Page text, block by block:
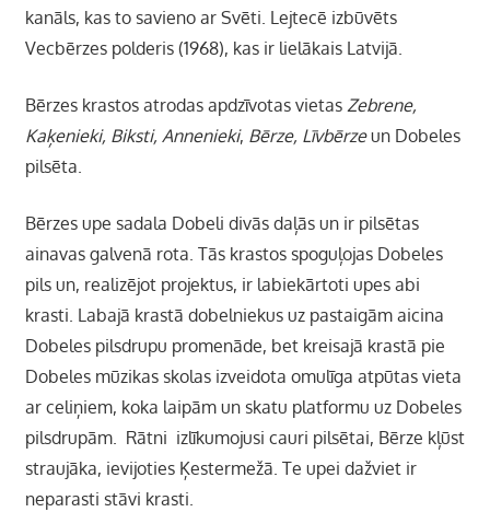
kanāls, kas to savieno ar Svēti. Lejtecē izbūvēts
Vecbērzes polderis (1968), kas ir lielākais Latvijā.
Bērzes krastos atrodas apdzīvotas vietasZebrene,
Kaķenieki, Biksti, Annenieki, Bērze, Līvbērzeun Dobeles
pilsēta.
Bērzes upe sadala Dobeli divās daļās un ir pilsētas
ainavas galvenā rota. Tās krastos spoguļojas Dobeles
pils un, realizējot projektus, ir labiekārtoti upes abi
krasti. Labajā krastā dobelniekus uz pastaigām aicina
Dobeles pilsdrupu promenāde, bet kreisajā krastā pie
Dobeles mūzikas skolas izveidota omulīga atpūtas vieta
ar celiņiem, koka laipām un skatu platformu uz Dobeles
pilsdrupām. Rātni izlīkumojusi cauri pilsētai, Bērze kļūst
straujāka, ievijoties Ķestermežā. Te upei dažviet ir
neparasti stāvi krasti.